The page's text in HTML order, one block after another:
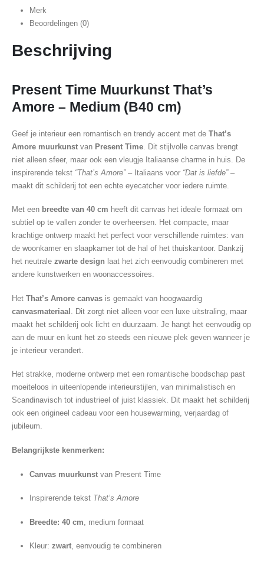
Merk
Beoordelingen (0)
Beschrijving
Present Time Muurkunst That’s
Amore – Medium (B40 cm)
Geef je interieur een romantisch en trendy accent met de That’s
Amore muurkunst van Present Time . Dit stijlvolle canvas brengt
niet alleen sfeer, maar ook een vleugje Italiaanse charme in huis. De
inspirerende tekst “That’s Amore”– Italiaans voor “Dat is liefde”–
maakt dit schilderij tot een echte eyecatcher voor iedere ruimte.
Met een breedte van 40 cm heeft dit canvas het ideale formaat om
subtiel op te vallen zonder te overheersen. Het compacte, maar
krachtige ontwerp maakt het perfect voor verschillende ruimtes: van
de woonkamer en slaapkamer tot de hal of het thuiskantoor. Dankzij
het neutrale zwarte design laat het zich eenvoudig combineren met
andere kunstwerken en woonaccessoires.
Het That’s Amore canvas is gemaakt van hoogwaardig
canvasmateriaal
. Dit zorgt niet alleen voor een luxe uitstraling, maar
maakt het schilderij ook licht en duurzaam. Je hangt het eenvoudig op
aan de muur en kunt het zo steeds een nieuwe plek geven wanneer je
je interieur verandert.
Het strakke, moderne ontwerp met een romantische boodschap past
moeiteloos in uiteenlopende interieurstijlen, van minimalistisch en
Scandinavisch tot industrieel of juist klassiek. Dit maakt het schilderij
ook een origineel cadeau voor een housewarming, verjaardag of
jubileum.
Belangrijkste kenmerken:
Canvas muurkunstvan Present Time
Inspirerende tekst That’s Amore
Breedte: 40 cm , medium formaat
Kleur: zwart, eenvoudig te combineren